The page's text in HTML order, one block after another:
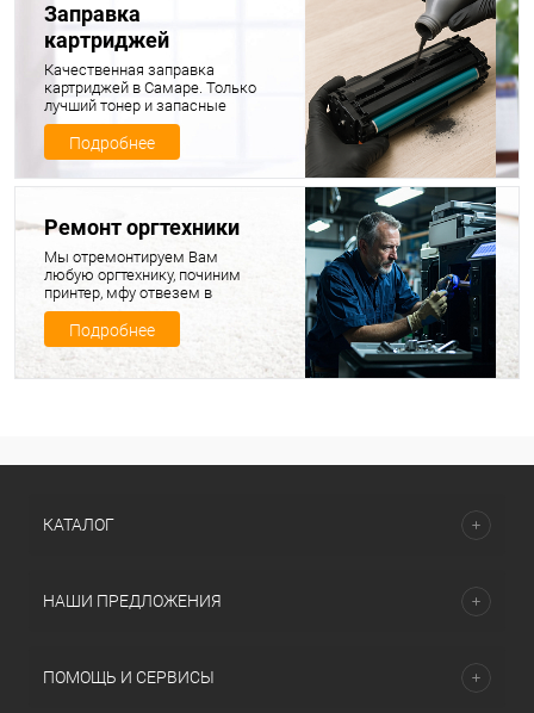
Заправка
картриджей
Качественная заправка
картриджей в Самаре. Только
лучший тонер и запасные
части для ваших картриджей
Подробнее
Ремонт оргтехники
Мы отремонтируем Вам
любую оргтехнику, починим
принтер, мфу отвезем в
ремонт, продиагностируем и
починим, а потом привезем
обратно вашу технику в
полностью исправном
состоянии
Подробнее
КАТАЛОГ
НАШИ ПРЕДЛОЖЕНИЯ
ПОМОЩЬ И СЕРВИСЫ